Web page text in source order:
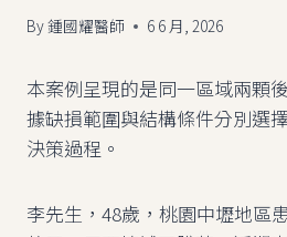
By鍾國耀醫師 6 6 月, 2026
本案例呈現的是同一區域兩顆
據缺損範圍與結構條件分別選
決策過程。
李先生，48歲，桃園中壢地區